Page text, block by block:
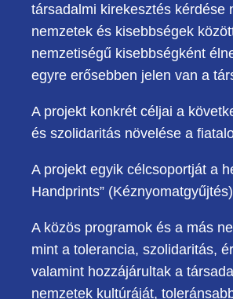
társadalmi kirekesztés kérdése
nemzetek és kisebbségek
nemzetiségű kisebbségként
egyre erősebben jelen van a
A projekt konkrét céljai a
és szolidaritás növelése a
A projekt egyik célcsoportját a
Handprints”
A közös programok és a más
mint a tolerancia, szolidaritás,
valamint hozzájárultak a
nemzetek kultúráját,